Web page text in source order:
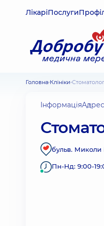
ЛікаріПослуги
Головна Клініки
Інформація
бульв. Миколи
Пн-Нд: 9:00-